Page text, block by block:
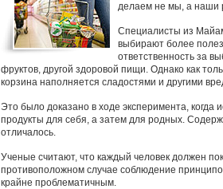
делаем не мы, а наши
Специалисты из
выбирают более
ответственность за
фруктов, другой здоровой пищи. Однако как
корзина наполняется сладостями и другими
Это было доказано в ходе эксперимента,
продукты для себя, а затем для родных.
отличалось.
Ученые считают, что каждый человек должен
противоположном случае соблюдение
крайне проблематичным.